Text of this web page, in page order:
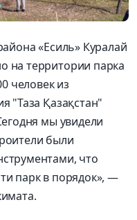
«Есиль» Куралай
на территории парка
человек из
"Таза Қазақстан"
мы увидели
были
что
парк в порядок», —